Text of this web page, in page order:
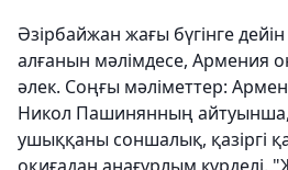
Әзірбайжан жағы бүгінге
алғанын мәлімдесе, Армения
әлек. Соңғы мәліметтер:
Никол Пашинянның
ушыққаны соншалық, қазіргі